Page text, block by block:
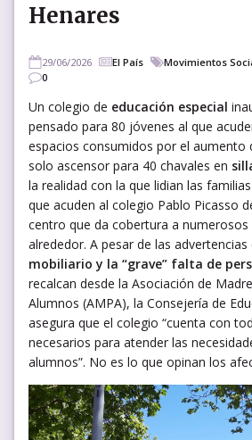
Henares
29/06/2026 El País Movimientos
0
Un colegio de educación especial
pensado para 80 jóvenes al que
espacios consumidos por el aumento
solo ascensor para 40 chavales en
la realidad con la que lidian las
que acuden al colegio Pablo Picasso
centro que da cobertura a numerosos
alrededor. A pesar de las advertencias
mobiliario y la “grave” falta de
recalcan desde la Asociación de
Alumnos (AMPA), la Consejería de
asegura que el colegio “cuenta con
necesarios para atender las
alumnos”. No es lo que opinan los